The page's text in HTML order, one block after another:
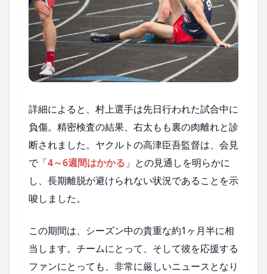
詳細によると、村上選手は先日行われた試合中に
負傷。精密検査の結果、右太もも裏の肉離れと診
断されました。ヤクルトの高津臣吾監督は、会見
で「4～6週間はかかる 」との見通しを明らかに
し、長期離脱が避けられない状況であることを示
唆しました。
この期間は、シーズン中の貴重な約1ヶ月半に相
当します。チームにとって、そして彼を応援する
ファンにとっても、非常に厳しいニュースとなり